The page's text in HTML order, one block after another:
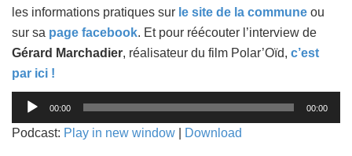
les informations pratiques sur le site de la commune ou
sur sa page facebook. Et pour réécouter l’interview de
Gérard Marchadier, réalisateur du film Polar’Oïd, c’est
par ici !
Lecteur
audio
00:00 00:00
Podcast: Play in new window Download